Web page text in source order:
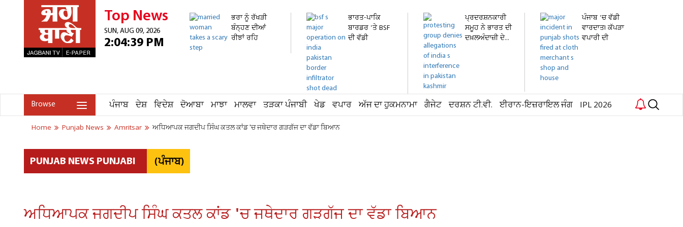
Top News
SUN, AUG 09, 2026
2:04:39 PM
ਭਰਾ ਨੂੰ ਰੱਖੜੀ
ਬੰਨ੍ਹਣ ਦੀਆਂ
ਰੀਝਾਂ ਰਹਿ
ਭਾਰਤ-ਪਾਕਿ
ਬਾਰਡਰ 'ਤੇ BSF
ਦੀ ਵੱਡੀ
ਪ੍ਰਦਰਸ਼ਨਕਾਰੀ
ਸਮੂਹ ਨੇ ਭਾਰਤ ਦੀ
ਦਖ਼ਲਅੰਦਾਜ਼ੀ ਦੇ...
ਪੰਜਾਬ 'ਚ ਵੱਡੀ
ਵਾਰਦਾਤ! ਕੱਪੜਾ
ਵਪਾਰੀ ਦੀ
Browse ਪੰਜਾਬ ਦੇਸ਼ ਵਿਦੇਸ਼ ਦੋਆਬਾ ਮਾਝਾ ਮਾਲਵਾ ਤੜਕਾ ਪੰਜਾਬੀ ਖੇਡ ਵਪਾਰ ਅੱਜ ਦਾ ਹੁਕਮਨਾਮਾ ਗੈਜੇਟ ਦਰਸ਼ਨ ਟੀ.ਵੀ. ਈਰਾਨ-ਇਜ਼ਰਾਇਲ ਜੰਗ IPL 2026
Home Punjab News Amritsar ਅਧਿਆਪਕ ਜਗਦੀਪ ਸਿੰਘ ਕਤਲ ਕਾਂਡ 'ਚ ਜਥੇਦਾਰ ਗੜਗੱਜ ਦਾ ਵੱਡਾ ਬਿਆਨ
PUNJAB NEWS PUNJABI (ਪੰਜਾਬ)
ਅਧਿਆਪਕ ਜਗਦੀਪ ਸਿੰਘ ਕਤਲ ਕਾਂਡ 'ਚ ਜਥੇਦਾਰ ਗੜਗੱਜ ਦਾ ਵੱਡਾ ਬਿਆਨ